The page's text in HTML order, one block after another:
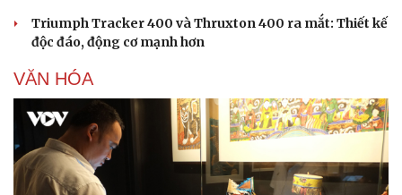
Triumph Tracker 400 và Thruxton 400 ra mắt: Thiết kế
độc đáo, động cơ mạnh hơn
VĂN HÓA